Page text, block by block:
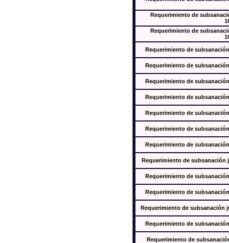
Requerimiento de
Requerimiento de
Requerimiento de
Requerimiento de
Requerimiento de
Requerimiento de
Requerimiento de
Requerimiento de
Requerimiento de
Requerimiento de subsanación
Requerimiento de
Requerimiento de
Requerimiento de subsanación
Requerimiento de
Requerimiento de